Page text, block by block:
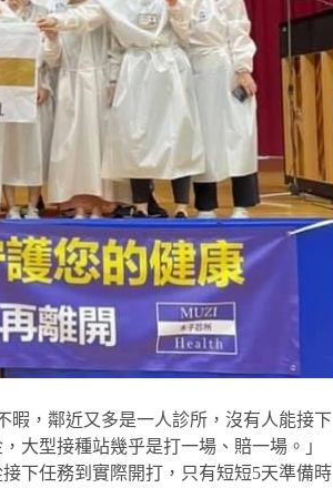
暇，鄰近又多是一人診所，沒有人能接下
大型接種站幾乎是打一場、賠一場。」
下任務到實際開打，只有短短5天準備時